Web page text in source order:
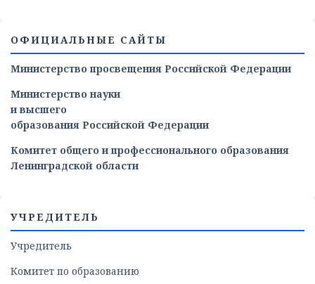
ОФИЦИАЛЬНЫЕ САЙТЫ
Министерство просвещения Российской Федерации
Министерство науки
и высшего
образования Российской Федерации
Комитет общего и профессионального образования
Ленинградской области
УЧРЕДИТЕЛЬ
Учредитель
Комитет по образованию